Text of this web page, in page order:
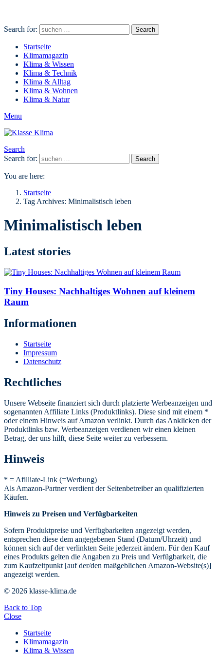
Search for: Search
Startseite
Klimamagazin
Klima & Wissen
Klima & Technik
Klima & Alltag
Klima & Wohnen
Klima & Natur
Menu
Search
Search for:
Search
You are here:
Startseite
Tag Archives: Minimalistisch leben
Minimalistisch leben
Latest stories
Tiny Houses: Nachhaltiges Wohnen auf kleinem
Raum
Informationen
Startseite
Impressum
Datenschutz
Rechtliches
Unsere Webseite finanziert sich durch platzierte Werbeanzeigen und
sogenannten Affiliate Links (Produktlinks). Diese sind mit einem *
oder einem Hinweis auf Amazon verlinkt. Durch das Anklicken der
Produktlinks bzw. Werbeanzeigen verdienen wir einen kleinen
Betrag, der uns hilft, diese Seite weiter zu verbessern.
Hinweis
* = Afilliate-Link (=Werbung)
Als Amazon-Partner verdient der Seitenbetreiber an qualifizierten
Käufen.
Hinweis zu Preisen und Verfügbarkeiten
Sofern Produktpreise und Verfügbarkeiten angezeigt werden,
entsprechen diese dem angegebenen Stand (Datum/Uhrzeit) und
können sich auf der verlinkten Seite jederzeit ändern. Für den Kauf
eines Produkts gelten die Angaben zu Preis und Verfügbarkeit, die
zum Kaufzeitpunkt [auf der/den maßgeblichen Amazon-Website(s)]
angezeigt werden.
© 2026 klasse-klima.de
Back to Top
Close
Startseite
Klimamagazin
Klima & Wissen